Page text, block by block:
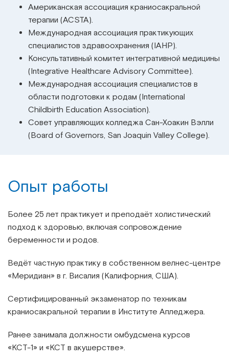
Американская ассоциация краниосакральной
терапии (ACSTA).
Международная ассоциация практикующих
специалистов здравоохранения (IAHP).
Консультативный комитет интегративной медицины
(Integrative Healthcare Advisory Committee).
Международная ассоциация специалистов в
области подготовки к родам (International
Childbirth Education Association).
Совет управляющих колледжа Сан-Хоакин Вэлли
(Board of Governors, San Joaquin Valley College).
Опыт работы
Более 25 лет практикует и преподаёт холистический
подход к здоровью, включая сопровождение
беременности и родов.
Ведёт частную практику в собственном велнес-центре
«Меридиан» в г. Висалия (Калифорния, США).
Сертифицированный экзаменатор по техникам
краниосакральной терапии в Институте Апледжера.
Ранее занимала должности омбудсмена курсов
«КСТ-1» и «КСТ в акушерстве».